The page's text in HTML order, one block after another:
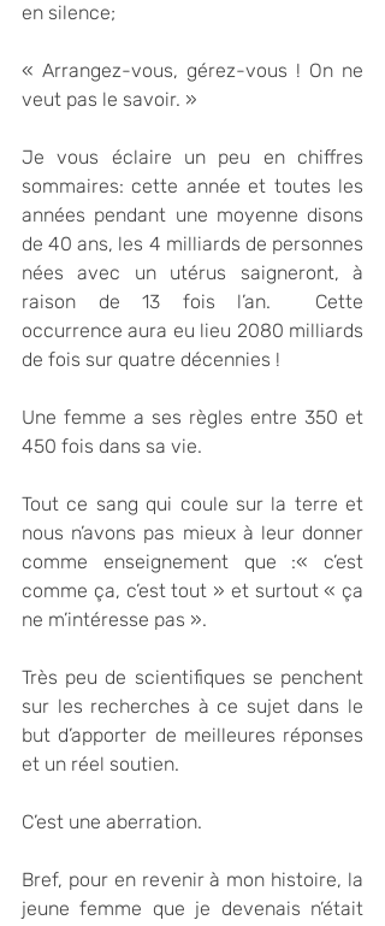
en silence;
« Arrangez-vous, gérez-vous ! On ne
veut pas le savoir. »
Je vous éclaire un peu en chiffres
sommaires: cette année et toutes les
années pendant une moyenne disons
de 40 ans, les 4 milliards de personnes
nées avec un utérus saigneront, à
raison de 13 fois l’an.  Cette
occurrence aura eu lieu 2080 milliards
de fois sur quatre décennies !
Une femme a ses règles entre 350 et
450 fois dans sa vie.
Tout ce sang qui coule sur la terre et
nous n’avons pas mieux à leur donner
comme enseignement que :« c’est
comme ça, c’est tout » et surtout « ça
ne m’intéresse pas ».
Très peu de scientifiques se penchent
sur les recherches à ce sujet dans le
but d’apporter de meilleures réponses
et un réel soutien.
C’est une aberration.
Bref, pour en revenir à mon histoire, la
jeune femme que je devenais n’était